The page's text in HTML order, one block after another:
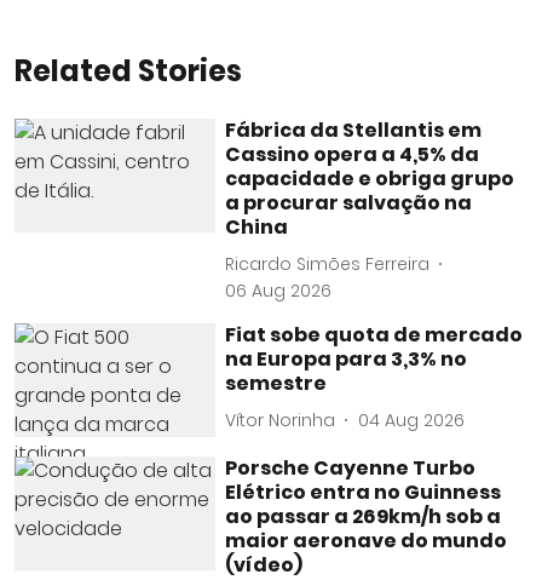
Related Stories
Fábrica da Stellantis em
Cassino opera a 4,5% da
capacidade e obriga grupo
a procurar salvação na
China
Ricardo Simões Ferreira
06 Aug 2026
Fiat sobe quota de mercado
na Europa para 3,3% no
semestre
Vítor Norinha 04 Aug 2026
Porsche Cayenne Turbo
Elétrico entra no Guinness
ao passar a 269km/h sob a
maior aeronave do mundo
(vídeo)